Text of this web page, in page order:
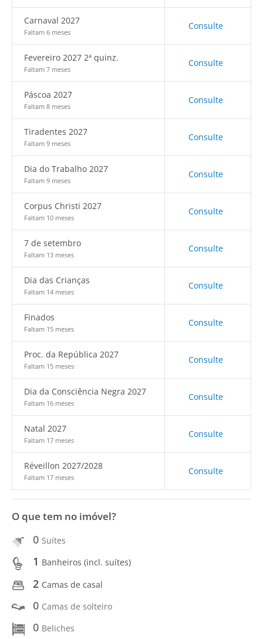
Carnaval 2027
Faltam 6 meses
Consulte
Fevereiro 2027 2ª quinz.
Faltam 7 meses
Consulte
Páscoa 2027
Faltam 8 meses
Consulte
Tiradentes 2027
Faltam 9 meses
Consulte
Dia do Trabalho 2027
Faltam 9 meses
Consulte
Corpus Christi 2027
Faltam 10 meses
Consulte
7 de setembro
Faltam 13 meses
Consulte
Dia das Crianças
Faltam 14 meses
Consulte
Finados
Faltam 15 meses
Consulte
Proc. da República 2027
Faltam 15 meses
Consulte
Dia da Consciência Negra 2027
Faltam 16 meses
Consulte
Natal 2027
Faltam 17 meses
Consulte
Réveillon 2027/2028
Faltam 17 meses
Consulte
O que tem no imóvel?
0 Suítes
1 Banheiros (incl. suítes)
2 Camas de casal
0 Camas de solteiro
0 Beliches